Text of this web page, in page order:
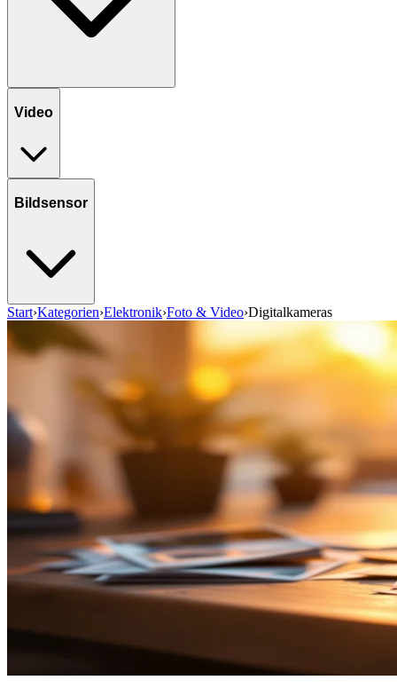
Video
Bildsensor
Start›Kategorien›Elektronik›Foto & Video›Digitalkameras